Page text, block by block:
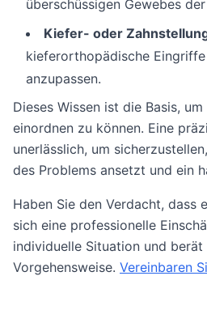
überschüssigen Gewebes
Kiefer- oder
kieferorthopädische
anzupassen.
Dieses Wissen ist die Basis,
einordnen zu können. Eine
unerlässlich, um
des Problems ansetzt und ein
Haben Sie den Verdacht, dass
sich eine professionelle
individuelle Situation und
Vorgehensweise. Vereinbaren